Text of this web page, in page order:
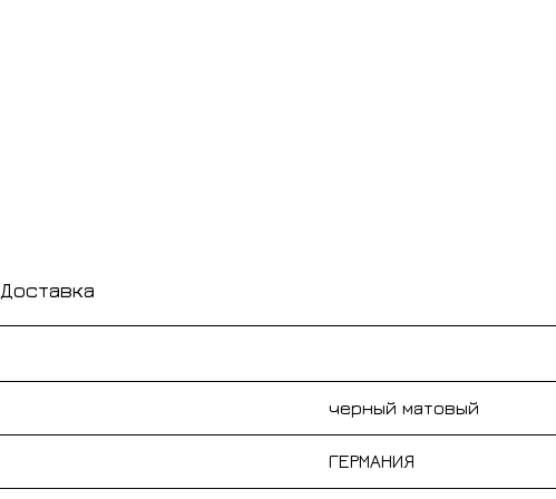
Доставка
черный матовый
ГЕРМАНИЯ